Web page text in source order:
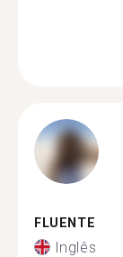
FLUENTE
Inglês